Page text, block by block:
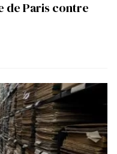
de Paris contre